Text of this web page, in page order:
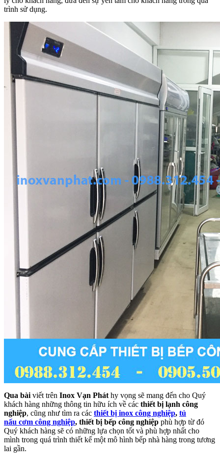
trình sử dụng.
Qua bàiviết trên Inox Vạn Pháthy vọng sẽ mang đến cho Quý
khách hàng những thông tin hữu ích về các thiết bị lạnh công
nghiệp, cũng như tìm ra các thiết bị inox công nghiệp, tủ
nấu cơm công nghiệp, thiết bị bếp công nghiệp phù hợp từ đó
Quý khách hàng sẽ có những lựa chọn tốt và phù hợp nhất cho
mình trong quá trình thiết kế một mô hình bếp nhà hàng trong tương
lai gần.